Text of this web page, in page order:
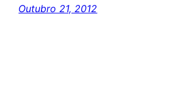
Outubro 21, 2012